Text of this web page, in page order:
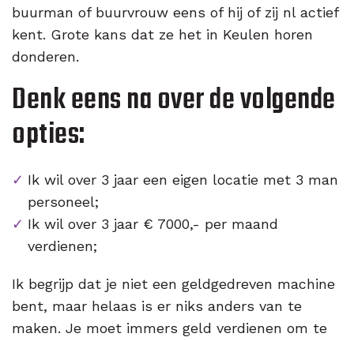
buurman of buurvrouw eens of hij of zij nl actief
kent. Grote kans dat ze het in Keulen horen
donderen.
Denk eens na over de volgende
opties:
Ik wil over 3 jaar een eigen locatie met 3 man
personeel;
Ik wil over 3 jaar € 7000,- per maand
verdienen;
Ik begrijp dat je niet een geldgedreven machine
bent, maar helaas is er niks anders van te
maken. Je moet immers geld verdienen om te